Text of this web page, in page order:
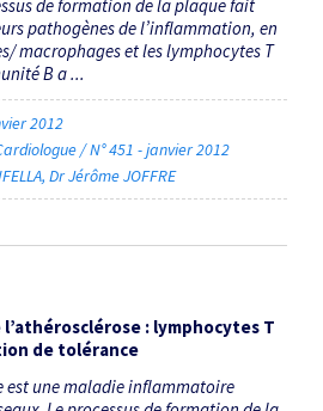
de formation de la plaque fait
pathogènes de l’inflammation, en
macrophages et les lymphocytes T
B a ...
2012
/ N° 451 - janvier 2012
Dr Jérôme JOFFRE
: lymphocytes T
de tolérance
est une maladie inflammatoire